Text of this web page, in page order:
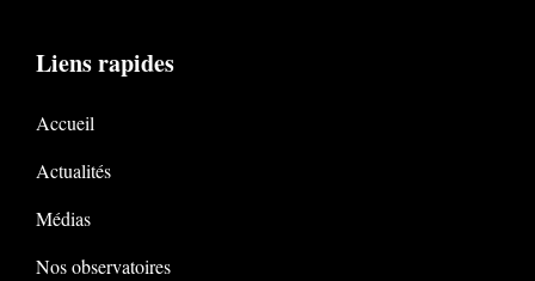
Liens rapides
Accueil
Actualités
Médias
Nos observatoires